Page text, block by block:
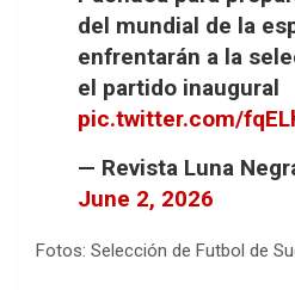
del mundial de la
enfrentarán a la
el partido inaugural
pic.twitter.com/
— Revista Luna
June 2, 2026
Fotos: Selección de Futbol de